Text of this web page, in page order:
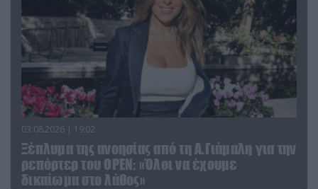
03.08.2026 | 19:02
Ξέπλυμα της ανοησίας από τη Α.Γιάμαλη για την
ρεπόρτερ του ΟΡΕΝ: «Όλοι να έχουμε
δικαίωμα στο λάθος»